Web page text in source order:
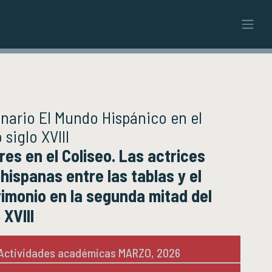
Cursos y diplomados concluidos
Pública de la Historia
PÚBLICA
Históricas
Pública
Acervos
BIBLIOTECA
Servicios
Boletín
Repositorio Institucional Históricas
UNAM
El Mundo Hispánico en el
siglo XVIII
en el Coliseo. Las actrices
entre las tablas y el
en la segunda mitad del
académicas MARZO, 2026